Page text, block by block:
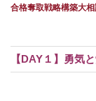
合格奪取戦略構築大
【DAY１】勇気